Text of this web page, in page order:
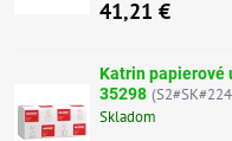
41,21 €
Katrin papierové
35298
Skladom